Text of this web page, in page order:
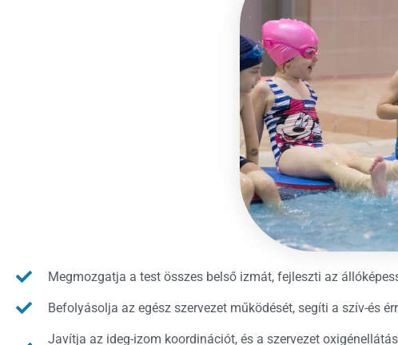
Megmozgatja a test összes belső izmát, fejleszti az
Befolyásolja az egész szervezet működését, segíti a szív-és
Javítja az ideg-izom koordinációt, és a szervezet